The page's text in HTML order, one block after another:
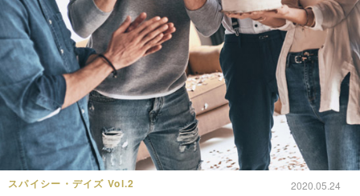
スパイシー・デイズ Vol.2 2020.05.24